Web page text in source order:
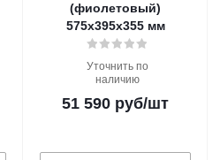
(фиолетовый)
575х395х355 мм
Уточнить по
наличию
51 590 руб/шт